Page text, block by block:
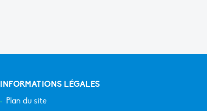
INFORMATIONS LÉGALES
Plan du site